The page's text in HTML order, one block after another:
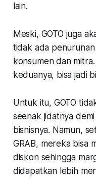
lain.
Meski, GOTO juga
tidak ada
konsumen dan
keduanya, bisa jadi
Untuk itu, GOTO
seenak jidatnya
bisnisnya. Namun,
GRAB, mereka bisa
diskon sehingga
didapatkan lebih